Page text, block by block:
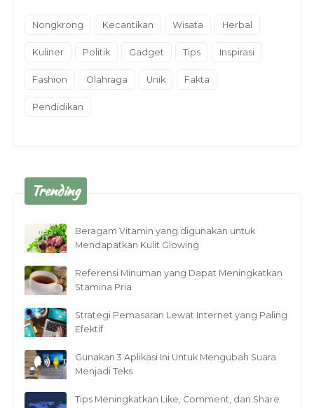
Nongkrong Kecantikan Wisata Herbal
Kuliner Politik Gadget Tips Inspirasi
Fashion Olahraga Unik Fakta
Pendidikan
Trending
Beragam Vitamin yang digunakan untuk
Mendapatkan Kulit Glowing
Referensi Minuman yang Dapat Meningkatkan
Stamina Pria
Strategi Pemasaran Lewat Internet yang Paling
Efektif
Gunakan 3 Aplikasi Ini Untuk Mengubah Suara
Menjadi Teks
Tips Meningkatkan Like, Comment, dan Share